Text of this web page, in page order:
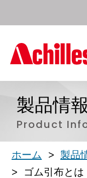
製品情報
Product
ホーム 製品
ゴム引布とは